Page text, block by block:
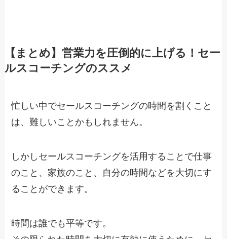
【まとめ】営業力を圧倒的に上げる！セー
ルスコーチングのススメ
忙しい中でセールスコーチングの時間を割くこと
は、難しいことかもしれません。
しかしセールスコーチングを活用することで仕事
のこと、家族のこと、自分の時間などを大切にす
ることができます。
時間は誰でも平等です。